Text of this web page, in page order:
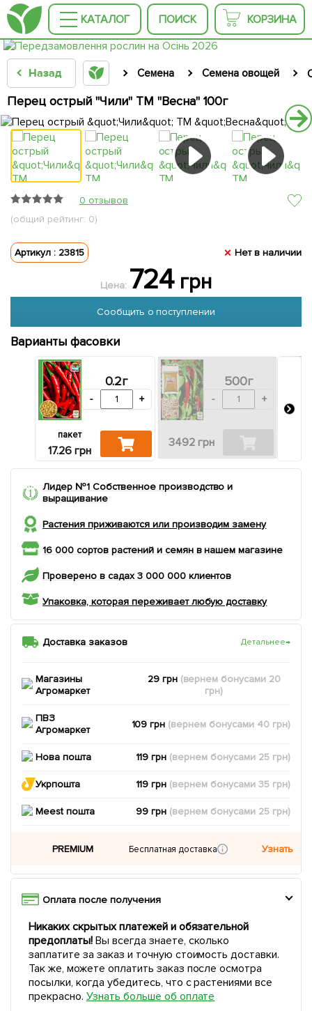
КАТАЛОГ ПОИСК КОРЗИНА
Назад Семена Семена овощей
Перец острый "Чили" ТМ "Весна" 100г
0 отзывов
(общий рейтинг: 0)
Артикул : 23815 Нет в наличии
Цена: 724грн
Сообщить о поступлении
Варианты фасовки
0.2г
- +
пакет
17.26 грн
500г
- +
3492 грн
Лидер №1 Собственное производство и
выращивание
Растения приживаются или производим замену
16 000 сортов растений и семян в нашем магазине
Проверено в садах 3 000 000 клиентов
Упаковка, которая переживает любую доставку
Доставка заказов Детальнее→
Магазины
Агромаркет
29 грн (вернем бонусами 20
грн)
ПВЗ
Агромаркет
109 грн (вернем бонусами 40 грн)
Нова пошта 119 грн (вернем бонусами 25 грн)
Укрпошта 119 грн (вернем бонусами35 грн)
Meest пошта 99 грн (вернем бонусами 25 грн)
PREMIUM Бесплатная доставка Узнать
Оплата после получения
Никаких скрытых платежей и обязательной
предоплаты!Вы всегда знаете, сколько
заплатите за заказ и точную стоимость доставки.
Так же, можете оплатить заказ после осмотра
посылки, когда убедитесь, что с растениями все
прекрасно. Узнать больше об оплате